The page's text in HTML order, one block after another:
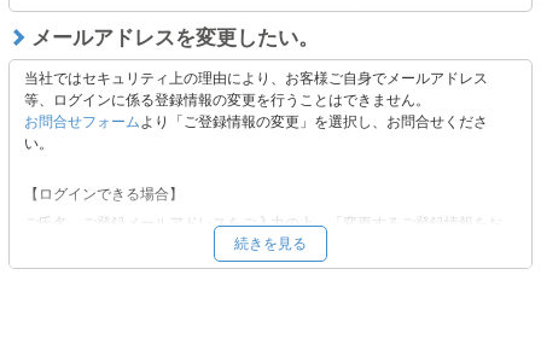
以下よりお問い合わせください。
お問合せフォーム
メールアドレスを変更したい。
当社ではセキュリティ上の理由により、お客様ご自身でメールアドレス
等、ログインに係る登録情報の変更を行うことはできません。
お問合せフォームより「ご登録情報の変更」を選択し、お問合せくださ
い。
【ログインできる場合】
ご氏名、ご登録メールアドレスをご入力の上、「変更するご登録情報をお
選びください。」から「メールアドレス」をご選択いただき、必要事項を
ご入力の上、ご依頼ください。
続きを見る